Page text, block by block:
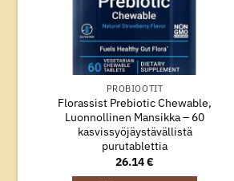
PROBIOOTIT
Florassist Prebiotic Chewable,
Luonnollinen Mansikka – 60
kasvissyöjäystävällistä
purutablettia
26.14€